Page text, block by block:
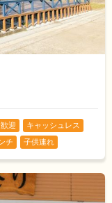
迎
キャッシュレス
チ 子供連れ